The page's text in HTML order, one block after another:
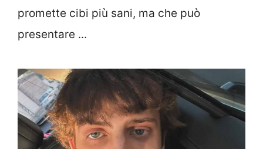
promette cibi più sani, ma che può
presentare ...